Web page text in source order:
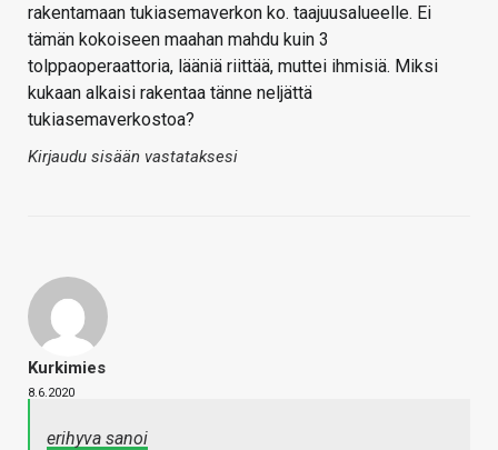
rakentamaan tukiasemaverkon ko. taajuusalueelle. Ei
tämän kokoiseen maahan mahdu kuin 3
tolppaoperaattoria, lääniä riittää, muttei ihmisiä. Miksi
kukaan alkaisi rakentaa tänne neljättä
tukiasemaverkostoa?
Kirjaudu sisään vastataksesi
Kurkimies
8.6.2020
erihyva sanoi